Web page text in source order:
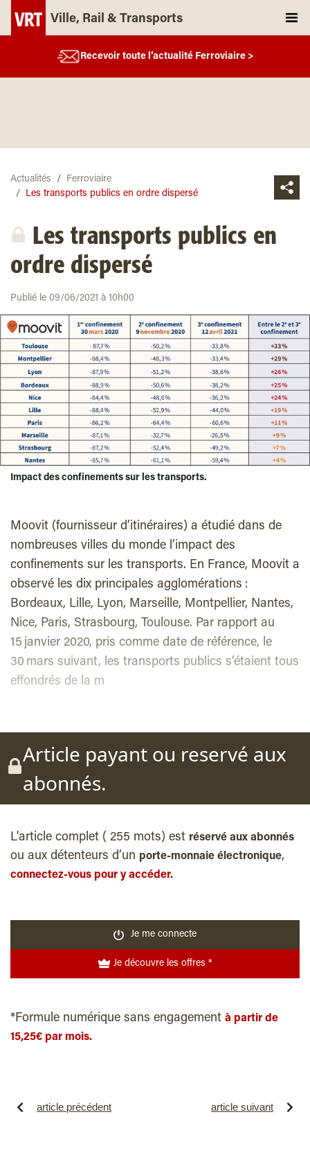
Ville, Rail & Transports
Recevoir toute l’actualité Ferroviaire >
Actualités
Ferroviaire
Les transports publics en ordre dispersé
Les transports publics en
ordre dispersé
Publié le 09/06/2021 à 10h00
Impact des confinements sur les transports.
Moovit (fournisseur d’itinéraires) a étudié dans de
nombreuses villes du monde l’impact des
confinements sur les transports. En France, Moovit a
observé les dix principales agglomérations :
Bordeaux, Lille, Lyon, Marseille, Montpellier, Nantes,
Nice, Paris, Strasbourg, Toulouse. Par rapport au
15 janvier 2020, pris comme date de référence, le
30 mars suivant, les transports publics s’étaient tous
effondrés de la m
Article payant ou reservé aux
abonnés.
L'article complet ( 255 mots) est réservé aux abonnés
ou aux détenteurs d’un porte-monnaie électronique,
connectez-vous pour y accéder.
Je me connecte
Je découvre les offres *
*Formule numérique sans engagement à partir de
15,25€ par mois.
article précédent article suivant